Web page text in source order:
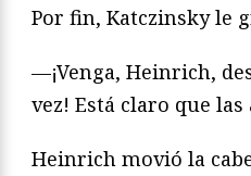
Por fin, Katczinsky le
—¡Venga, Heinrich,
vez! Está claro que
Heinrich movió la